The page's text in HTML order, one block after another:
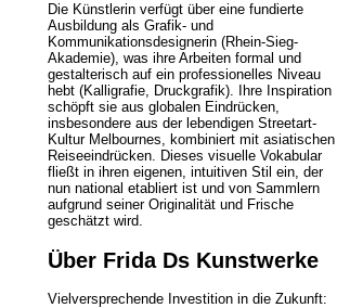
Die Künstlerin verfügt über eine fundierte
Ausbildung als Grafik- und
Kommunikationsdesignerin (Rhein-Sieg-
Akademie), was ihre Arbeiten formal und
gestalterisch auf ein professionelles Niveau
hebt (Kalligrafie, Druckgrafik). Ihre Inspiration
schöpft sie aus globalen Eindrücken,
insbesondere aus der lebendigen Streetart-
Kultur Melbournes, kombiniert mit asiatischen
Reiseeindrücken. Dieses visuelle Vokabular
fließt in ihren eigenen, intuitiven Stil ein, der
nun national etabliert ist und von Sammlern
aufgrund seiner Originalität und Frische
geschätzt wird.
Über Frida Ds Kunstwerke
Vielversprechende Investition in die Zukunft: